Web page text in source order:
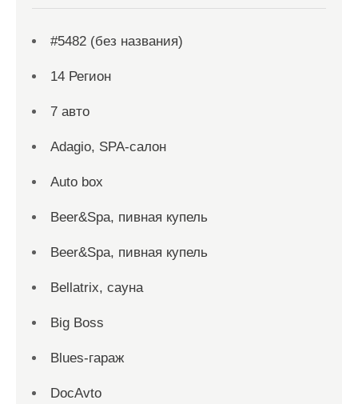
#5482 (без названия)
14 Регион
7 авто
Adagio, SPA-салон
Auto box
Beer&Spa, пивная купель
Beer&Spa, пивная купель
Bellatrix, сауна
Big Boss
Blues-гараж
DocAvto